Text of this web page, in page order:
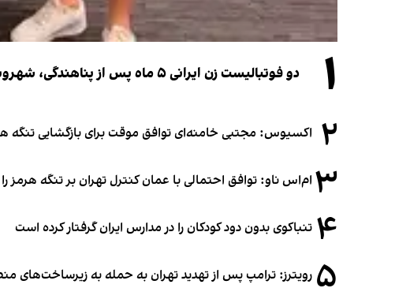
۱ دو فوتبالیست زن ایرانی ۵ ماه پس از پناهندگی، شهروند استرالیا شدند
۲ اکسیوس: مجتبی خامنه‌ای توافق موقت برای بازگشایی تنگه
۳ ام‌اس ناو: توافق احتمالی با عمان کنترل تهران بر تنگه هرمز
۴ تنباکوی بدون دود کودکان را در مدارس ایران گرفتار کرده است
۵ رویترز: ترامپ پس از تهدید تهران به حمله به زیرساخت‌های